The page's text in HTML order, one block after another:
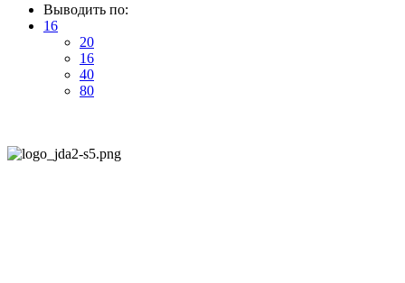
Выводить по:
16
20
16
40
80